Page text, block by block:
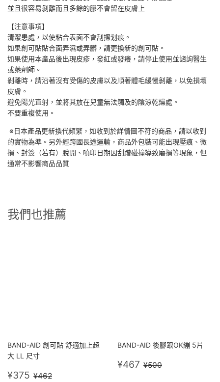
並且很容易剝離而且多餘的膠不會留在皮膚上
【注意事項】
清潔患處，以使粘合表面不會刮擦划痕。
如果創可貼貼合面弄濕或弄髒，請更換新的創可貼。
如果使用本產品後出現皮疹，發紅或發癢，請停止使用並諮詢醫生
或藥劑師。
剝離時，請沿著沒有受傷的皮膚以及順著體毛緩慢剝離，以免損壞
皮膚。
避免陽光直射，並將其放在兒童無法觸及的陰涼乾燥處。
不要重複使用。
※日本產品更新換代頻繁，如收到於詳情圖不符的商品，請以收到
的實物為準。另外經跨國長途運輸，商品外包裝可能出現壓痕、微
損、封簽（若有）脫開、噴印日期因刮蹭碰撞導致磨損等現象，但
通常不影響商品品質
我們也推薦
BAND-AID 創可貼 舒適加上超
大 LL 尺寸
售
¥375 ¥375
定價
¥462
BAND-AID 後腳跟OK繃 5片
售
¥467 ¥467
定價
¥500